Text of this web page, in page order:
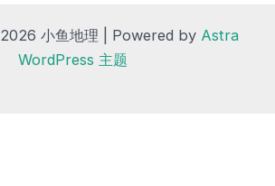
小鱼地理 | Powered by Astra
WordPress 主题